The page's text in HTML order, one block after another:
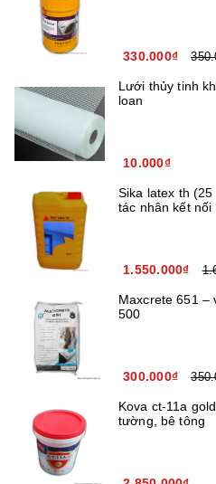
330.000₫
Lưới thủy tinh
loan
10.000₫
Sika latex th
tác nhân kết nối
1.550.000₫
Maxcrete 651 –
500
300.000₫
Kova ct-11a
tường, bê tông